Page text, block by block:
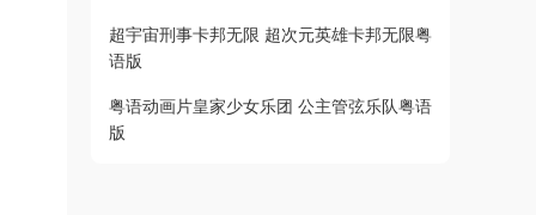
超宇宙刑事卡邦无限 超次元英雄卡邦无限粤
语版
粤语动画片皇家少女乐团 公主管弦乐队粤语
版